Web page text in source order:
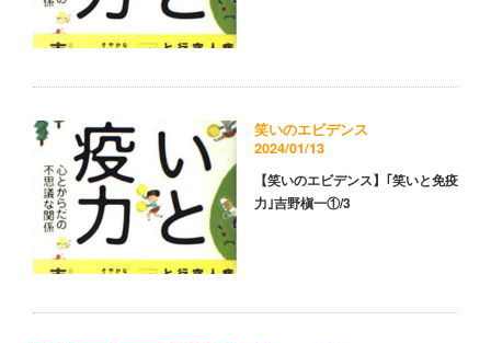
笑いのエビデンス
2024/01/13
【笑いのエビデンス】｢笑いと免疫
力｣吉野槇一①/3